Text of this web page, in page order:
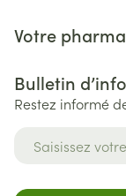
Votre
Bulletin
Restez informé